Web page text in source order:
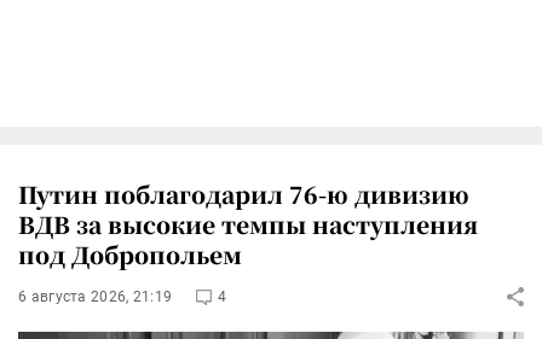
Путин поблагодарил 76-ю дивизию
ВДВ за высокие темпы наступления
под Добропольем
6 августа 2026, 21:19 4